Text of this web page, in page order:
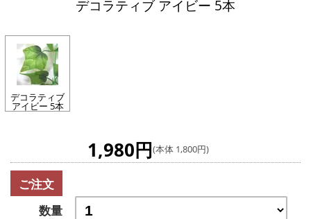
デコラティブ アイビー 5本
デコラティブ
アイビー 5本
1,980円(本体 1,800円)
ご注文
数量